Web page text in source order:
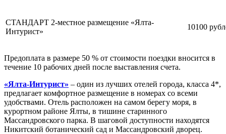
СТАНДАРТ 2-местное размещение «Ялта-
Интурист»
10100
Предоплата в размере 50 % от стоимости поездки вносится в
течение 10 рабочих дней после выставления счета.
«Ялта-Интурист» – один из лучших отелей города, класса 4*,
предлагает комфортное размещение в номерах со всеми
удобствами. Отель расположен на самом берегу моря, в
курортном районе Ялты, в тишине старинного
Массандровского парка. В шаговой доступности находятся
Никитский ботанический сад и Массандровский дворец.